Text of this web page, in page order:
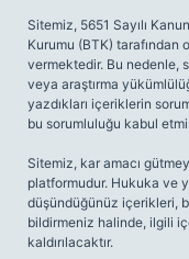
Sitemiz, 5651 Sayılı
Kurumu (BTK) tarafından
vermektedir. Bu nedenle,
veya araştırma
yazdıkları içeriklerin
bu sorumluluğu kabul
Sitemiz, kar amacı
platformudur. Hukuka ve
düşündüğünüz içerikleri,
bildirmeniz halinde, ilgili
kaldırılacaktır.